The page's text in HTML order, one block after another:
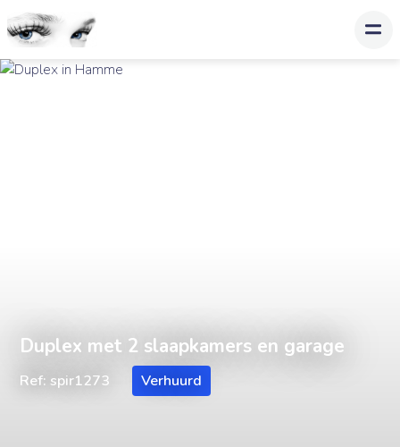
Duplex met 2 slaapkamers en garage
Ref: spir1273 Verhuurd